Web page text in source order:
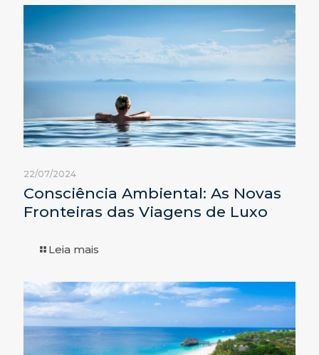
22/07/2024
Consciência Ambiental: As Novas
Fronteiras das Viagens de Luxo
Leia mais